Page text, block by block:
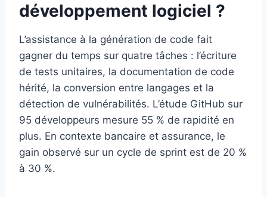
développement logiciel ?
L’assistance à la génération de code fait
gagner du temps sur quatre tâches : l’écriture
de tests unitaires, la documentation de code
hérité, la conversion entre langages et la
détection de vulnérabilités. L’étude GitHub sur
95 développeurs mesure 55 % de rapidité en
plus. En contexte bancaire et assurance, le
gain observé sur un cycle de sprint est de 20 %
à 30 %.